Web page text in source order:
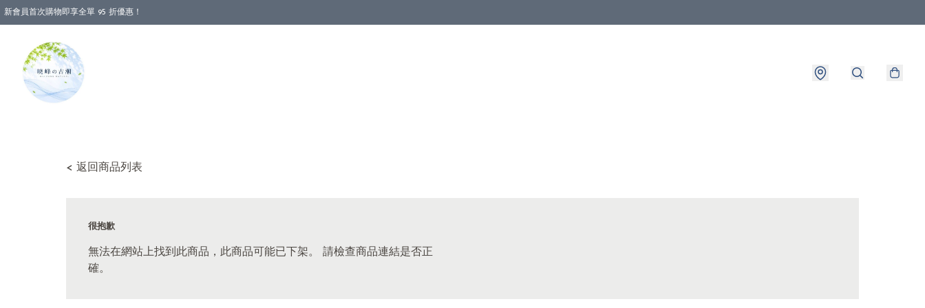
新會員首次購物即享全單 95 折優惠！
< 返回商品列表
很抱歉
無法在網站上找到此商品，此商品可能已下架。 請檢查商品連結是否正
確。